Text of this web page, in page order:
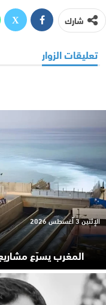
شارك
تعليقات الزوار
المغرب يسرّع مشاريع
الإثنين 3 أغسطس 2026